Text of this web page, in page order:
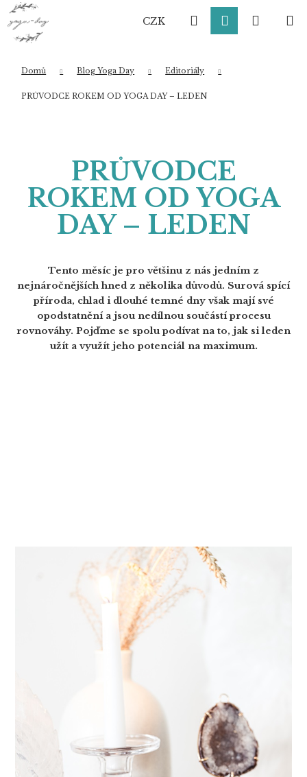
Přejít
obsah
CZK HledatPřihlášení
Domů Blog Yoga Day Editoriály
PRŮVODCE ROKEM OD YOGA DAY – LEDEN
PRŮVODCE
ROKEM OD YOGA
DAY – LEDEN
Tento měsíc je pro většinu z nás jedním z
nejnáročnějších hned z několika důvodů. Surová spící
příroda, chlad i dlouhé temné dny však mají své
opodstatnění a jsou nedílnou součástí procesu
rovnováhy. Pojďme se spolu podívat na to, jak si leden
užít a využít jeho potenciál na maximum.
K
o
Zpět
Zpět
Co potřebujete najít?
Doporučujeme